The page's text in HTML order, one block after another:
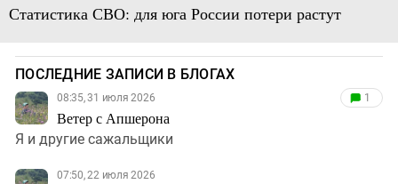
Статистика СВО: для юга России потери растут
ПОСЛЕДНИЕ ЗАПИСИ В БЛОГАХ
08:35, 31 июля 2026
Ветер с Апшерона
1
Я и другие сажальщики
07:50, 22 июля 2026